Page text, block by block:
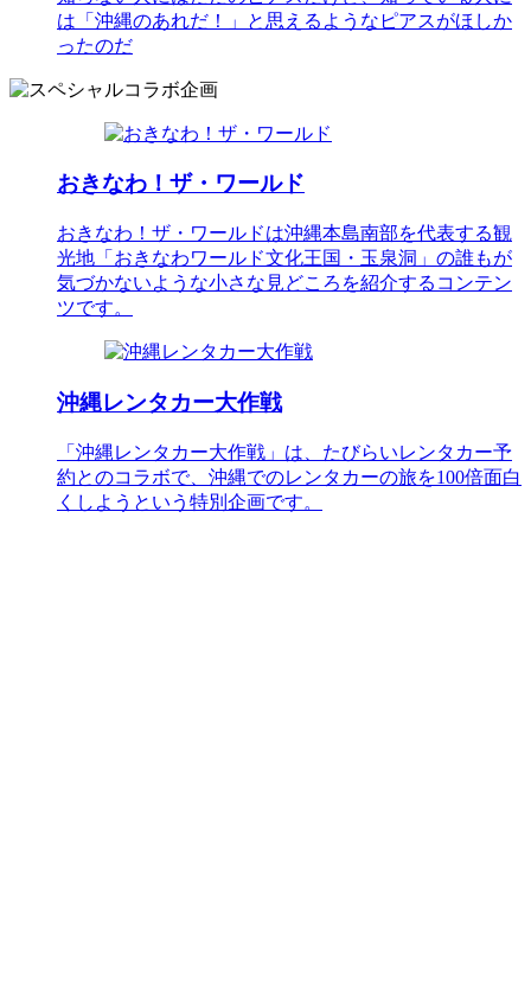
は「沖縄のあれだ！」と思えるようなピアスがほしか
ったのだ
おきなわ！ザ・ワールド
おきなわ！ザ・ワールドは沖縄本島南部を代表する観
光地「おきなわワールド文化王国・玉泉洞」の誰もが
気づかないような小さな見どころを紹介するコンテン
ツです。
沖縄レンタカー大作戦
「沖縄レンタカー大作戦」は、たびらいレンタカー予
約とのコラボで、沖縄でのレンタカーの旅を100倍面白
くしようという特別企画です。